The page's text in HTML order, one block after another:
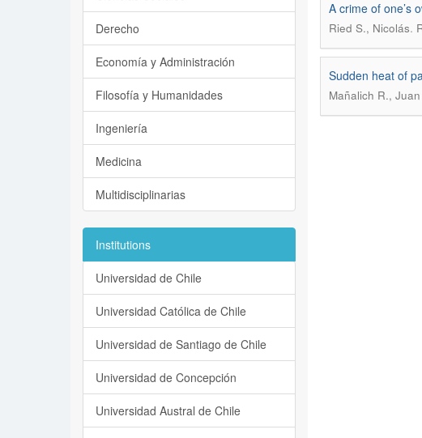
A crime of one’s
Ried S., Nicolás.
Sudden heat of
Mañalich R.,
Derecho
Economía y Administración
Filosofía y Humanidades
Ingeniería
Medicina
Multidisciplinarias
Institutions
Universidad de Chile
Universidad Católica de Chile
Universidad de Santiago de Chile
Universidad de Concepción
Universidad Austral de Chile